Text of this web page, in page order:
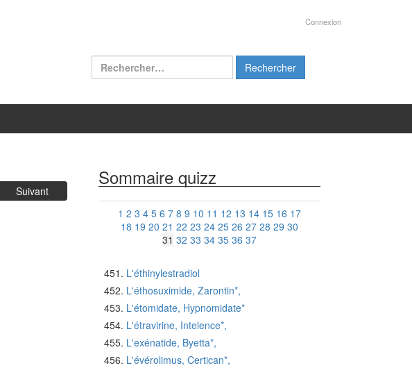
Connexion
Rechercher :
Suivant
Sommaire quizz
1 2 3 4 5 6 7 8 9 10 11 12 13 14 15 16 17
18 19 20 21 22 23 24 25 26 27 28 29 30
31 32 33 34 35 36 37
L'éthinylestradiol
L'éthosuximide, Zarontin*,
L'étomidate, Hypnomidate*
L'étravirine, Intelence*,
L'exénatide, Byetta*,
L'évérolimus, Certican*,